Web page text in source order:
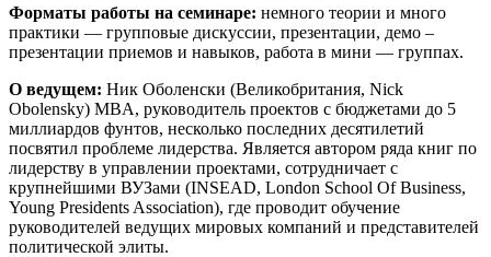
Форматы работы на семинаре: немного теории и много
практики — групповые дискуссии, презентации, демо –
презентации приемов и навыков, работа в мини — группах.
О ведущем: Ник Оболенски (Великобритания, Nick
Obolensky) MBA, руководитель проектов с бюджетами до 5
миллиардов фунтов, несколько последних десятилетий
посвятил проблеме лидерства. Является автором ряда книг по
лидерству в управлении проектами, сотрудничает с
крупнейшими ВУЗами (INSEAD, London School Of Business,
Young Presidents Association), где проводит обучение
руководителей ведущих мировых компаний и представителей
политической элиты.